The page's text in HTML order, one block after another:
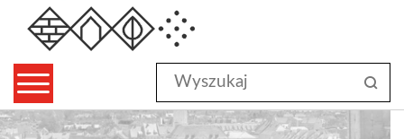
Wyszukaj
w
serwisie